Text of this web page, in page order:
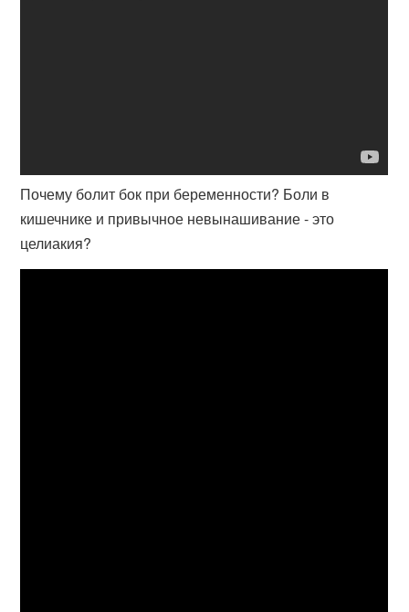
Почему болит бок при беременности? Боли в
кишечнике и привычное невынашивание - это
целиакия?